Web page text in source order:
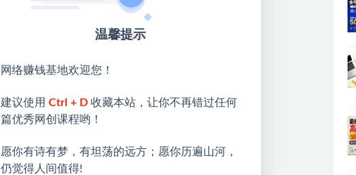
温馨提示
网络赚钱基地欢迎您！
建议使用 Ctrl + D 收藏本站，让你不再错过任何
篇优秀网创课程哟！
愿你有诗有梦，有坦荡的远方；愿你历遍山河，
仍觉得人间值得!